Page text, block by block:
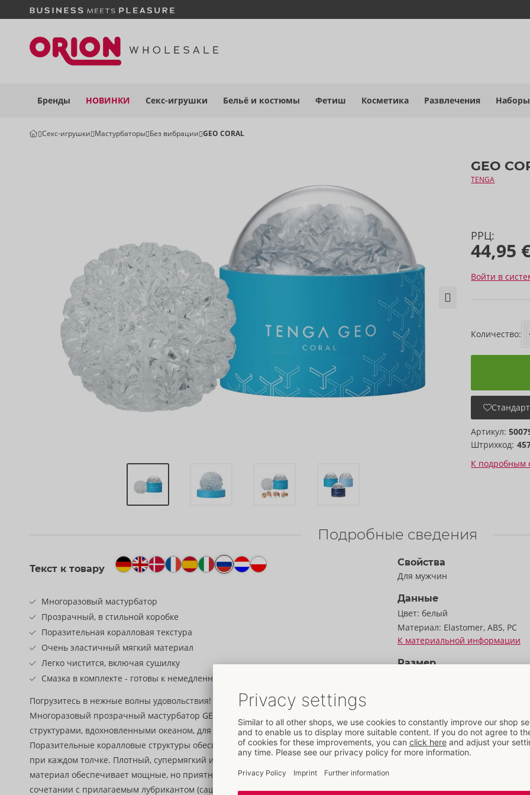
Бренды НОВИНКИ Секс-игрушки Бельё и костюмы Фетиш Косметика Развлечения Наборы
Секс-игрушки Мастурбаторы Без вибрации GEO CORAL
GEO
TENGA
РРЦ:
44,95
Войти в
Количество:
Артикул:
Штрихкод:
К подробным
Подробные сведения
Текст к товару
Многоразовый мастурбатор
Прозрачный, в стильной коробке
Поразительная коралловая текстура
Очень эластичный мягкий материал
Легко чистится, включая сушилку
Смазка в комплекте - готовы к немедленному использованию
Погрузитесь в нежные волны удовольствия!
Многоразовый прозрачный мастурбатор GEO CORAL от TENGA с рельефными
структурами, вдохновленными океаном, для комплексного массажа пениса.
Поразительные коралловые структуры обеспечивают интенсивные ощущения
при каждом толчке. Плотный, супермягкий и высокоэластичный прозрачный
материал обеспечивает мощные, но приятные гладкие ощущения. В
сочетании с прилагаемым лубрикантом (саше 5 мл) рукоблудие превращается
Свойства
Для мужчин
Данные
Цвет: белый
Материал: Elastomer, ABS, PC
К материальной информации
Размер
Ширина:
11 cm
Высота: 10,5 cm
Длина: 11 cm